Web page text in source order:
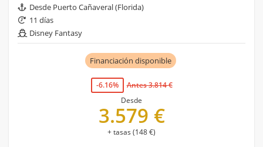
Desde Puerto Cañaveral (Florida)
11 días
Disney Fantasy
Financiación disponible
-6.16%
Antes 3.814 €
Desde
3.579 €
+ tasas (148 €)